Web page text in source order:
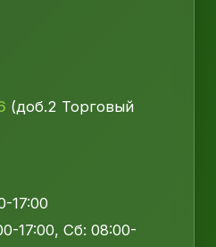
(доб.2 Торговый
17:00
17:00, Сб: 08:00-